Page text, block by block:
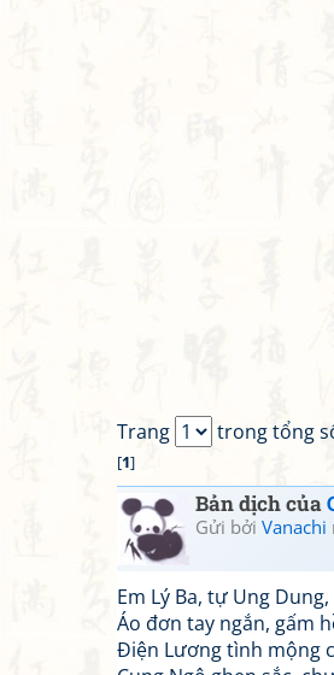
Trang trong tổng
[1]
Bản dịch của
Gửi bởi Vanachi
Em Lý Ba, tự Ung Dung,
Áo đơn tay ngắn, gấm
Điện Lương tình mộng